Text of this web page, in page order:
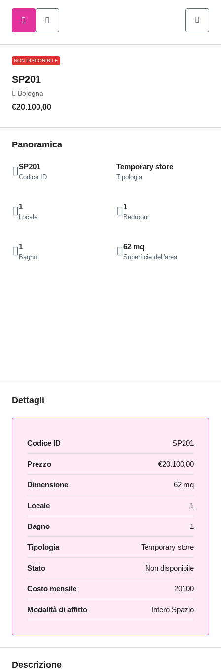
NON DISPONIBILE
SP201
Bologna
€20.100,00
Panoramica
SP201
Codice ID
Temporary store
Tipologia
1
Locale
1
Bedroom
1
Bagno
62 mq
Superficie dell'area
Dettagli
Codice ID SP201
Prezzo €20.100,00
Dimensione 62 mq
Locale 1
Bagno 1
Tipologia Temporary store
Stato Non disponibile
Costo mensile 20100
Modalità di affitto Intero Spazio
Descrizione